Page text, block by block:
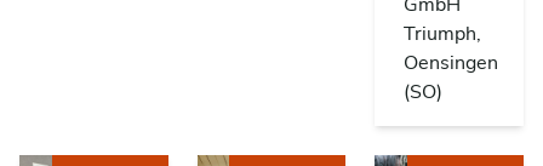
Triumph,
Oensingen
(SO)